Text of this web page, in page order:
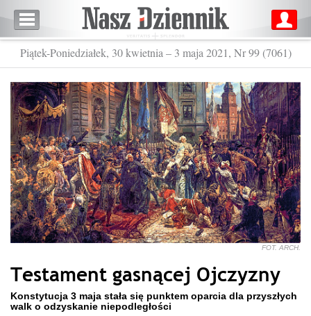
Piątek-Poniedziałek, 30 kwietnia – 3 maja 2021, Nr 99 (7061)
FOT. ARCH.
Testament gasnącej Ojczyzny
Konstytucja 3 maja stała się punktem oparcia dla przyszłych
walk o odzyskanie niepodległości